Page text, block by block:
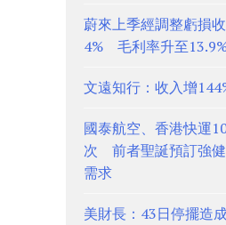
蔚來上季經調整虧損
4% 毛利率升至
文遠知行：收入增
國泰航空、香港快運
次 前者聖誕預訂強
需求
美財長：43日停擺造